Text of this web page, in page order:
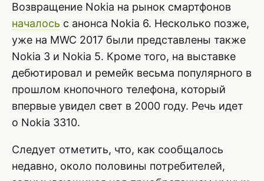
Возвращение Nokia на рынок смартфонов
началось с анонса Nokia 6. Несколько позже,
уже на MWC 2017 были представлены также
Nokia 3 и Nokia 5. Кроме того, на выставке
дебютировал и ремейк весьма популярного в
прошлом кнопочного телефона, который
впервые увидел свет в 2000 году. Речь идет
о Nokia 3310.
Следует отметить, что, как сообщалось
недавно, около половины потребителей,